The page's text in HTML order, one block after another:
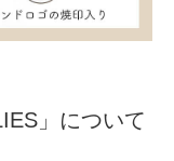
」について